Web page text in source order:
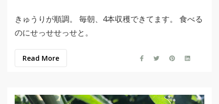
きゅうりが順調。 毎朝、4本収穫できてます。 食べる
のにせっせせっせと。
Read More